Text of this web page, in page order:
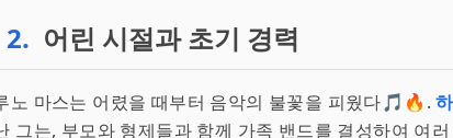
2. 어린 시절과 초기 경력
노 마스는 어렸을 때부터 음악의 불꽃을 피웠다🎵🔥.
그는, 부모와 형제들과 함께 가족 밴드를 결성하여 여